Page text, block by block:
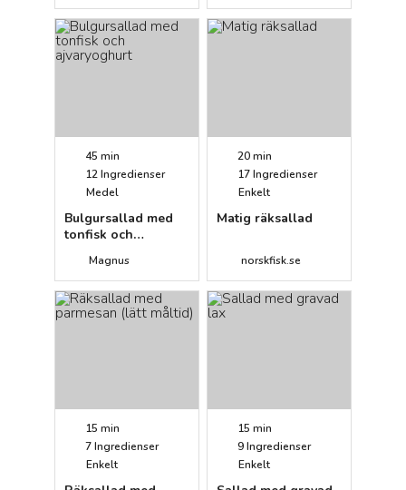
45 min
12Ingredienser
Medel
Bulgursallad med
tonfisk och
Magnus
20 min
17Ingredienser
Enkelt
Matig räksallad
norskfisk.se
15 min
7Ingredienser
Enkelt
15 min
9Ingredienser
Enkelt